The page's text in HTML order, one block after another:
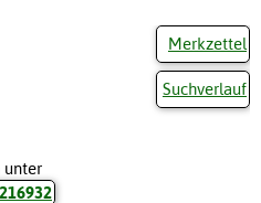
Merkzettel
Suchverlauf
unter